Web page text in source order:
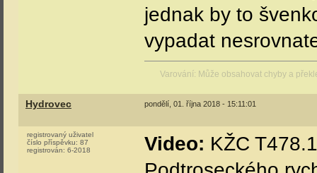
jednak by to
vypadat
Varování: Může obsahovat chyby a
Hydrovec pondělí, 01. října 2018 - 15:11:01
registrovaný uživatel
číslo příspěvku: 87
registrován: 6-2018 Video: KŽC